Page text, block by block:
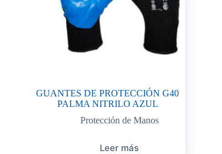
GUANTES DE PROTECCIÓN G40
PALMA NITRILO AZUL
Protección de Manos
Leer más